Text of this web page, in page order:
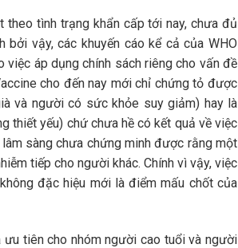
tình trạng khẩn cấp tới nay, chưa đủ
vậy, các khuyến cáo kể cả của WHO
việc áp dụng chính sách riêng cho vấn đề
cho đến nay mới chỉ chứng tỏ được
và người có sức khỏe suy giảm) hay là
thiết yếu) chứ chưa hề có kết quả về việc
sàng chưa chứng minh được rằng một
tiếp cho người khác. Chính vì vậy, việc
đặc hiệu mới là điểm mấu chốt của
tiên cho nhóm người cao tuổi và người